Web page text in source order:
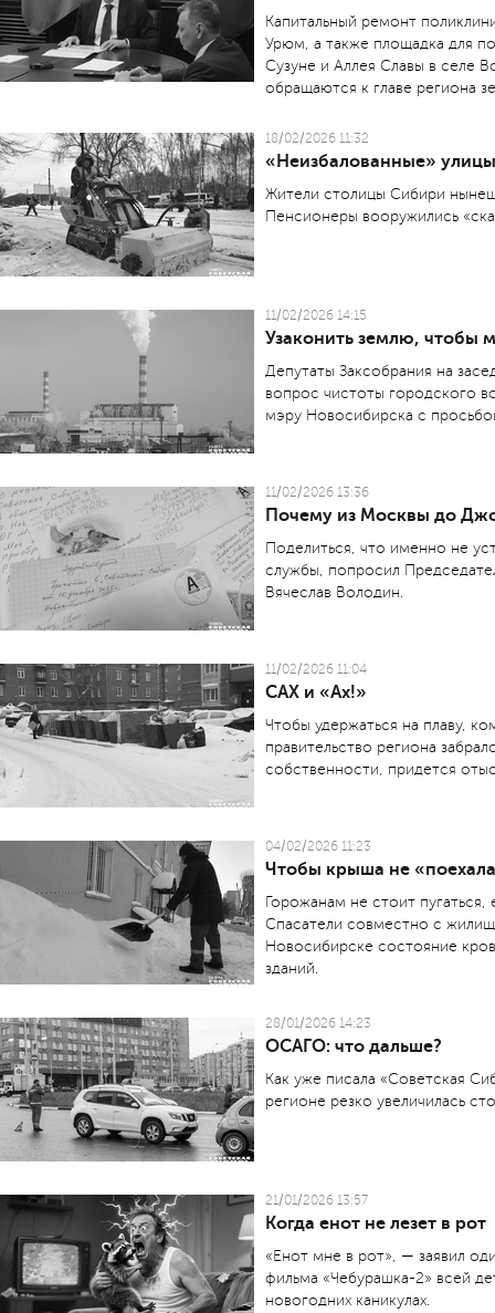
Капитальный ремонт
Урюм, а также площадка для
Сузуне и Аллея Славы в селе
обращаются к главе региона
18/02/2026 11:32
«Неизбалованные» улицы
Жители столицы Сибири
Пенсионеры вооружились
11/02/2026 14:15
Узаконить землю, чтобы
Депутаты Заксобрания на
вопрос чистоты городского
мэру Новосибирска с
11/02/2026 13:36
Почему из Москвы до
Поделиться, что именно не
службы, попросил
Вячеслав Володин.
11/02/2026 11:04
САХ и «Ах!»
Чтобы удержаться на плаву,
правительство региона
собственности, придется
04/02/2026 11:23
Чтобы крыша не
Горожанам не стоит
Спасатели совместно с
Новосибирске состояние
зданий.
28/01/2026 14:23
ОСАГО: что дальше?
Как уже писала «Советская
регионе резко увеличилась
21/01/2026 13:57
Когда енот не лезет в рот
«Енот мне в рот», — заявил
фильма «Чебурашка-2» всей
новогодних каникулах.